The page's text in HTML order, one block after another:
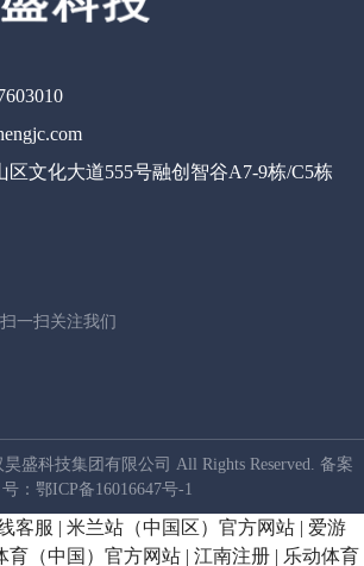
区文化大道555号融创智谷A7-9栋/C5栋
扫一扫关注我们
盛科技集团有限公司 All Rights Reserved. 备案
号： 鄂ICP备16016647号-1
客服 | 米兰站（中国区）官方网站 | 爱游
育（中国）官方网站 | 江南注册 | 乐动体育